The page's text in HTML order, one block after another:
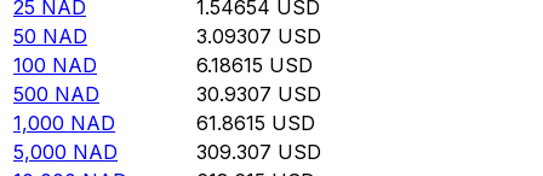
25 NAD 1.54654 USD
50 NAD 3.09307 USD
100 NAD 6.18615 USD
500 NAD 30.9307 USD
1,000 NAD 61.8615 USD
5,000 NAD 309.307 USD